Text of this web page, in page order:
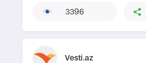
3396
Vesti.az